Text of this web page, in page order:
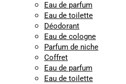
Eau de parfum
Eau de toilette
Déodorant
Eau de cologne
Parfum de niche
Coffret
Eau de parfum
Eau de toilette